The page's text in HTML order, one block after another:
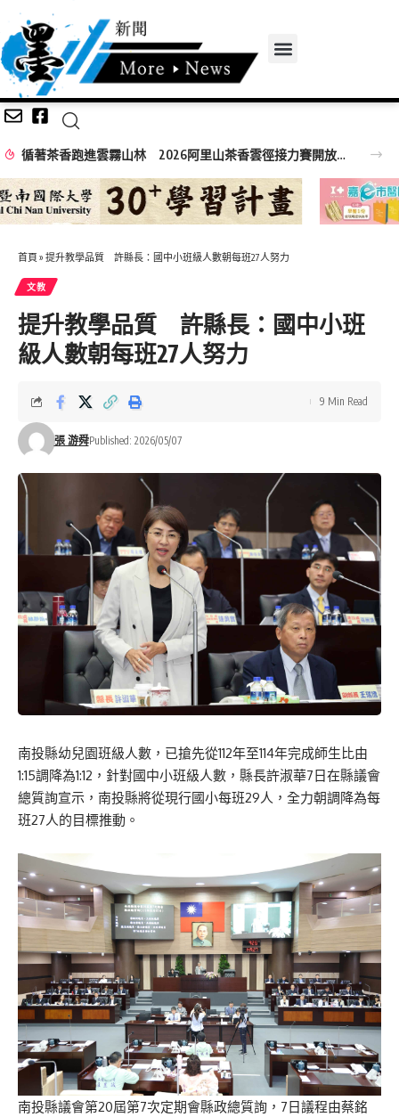
循著茶香跑進雲霧山林 2026阿里山茶香雲徑接力賽開放報名
首頁 » 提升教學品質 許縣長：國中小班級人數朝每班27人努力
文教
提升教學品質 許縣長：國中小班
級人數朝每班27人努力
張 游舜Published: 2026/05/07
9 Min Read
南投縣幼兒園班級人數，已搶先從112年至114年完成師生比由
1:15調降為1:12，針對國中小班級人數，縣長許淑華7日在縣議會
總質詢宣示，南投縣將從現行國小每班29人，全力朝調降為每
班27人的目標推動。
南投縣議會第20屆第7次定期會縣政總質詢，7日議程由蔡銘